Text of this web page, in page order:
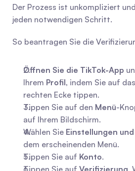
Der Prozess ist unkompliziert
jeden notwendigen Schritt.
So beantragen Sie die
Öffnen Sie die TikTok-App
Ihrem Profil, indem Sie auf
rechten Ecke tippen.
Tippen Sie auf den Menü-
auf Ihrem Bildschirm.
Wählen Sie Einstellungen
dem erscheinenden Menü.
Tippen Sie auf Konto.
Tippen Sie auf Verifizierung